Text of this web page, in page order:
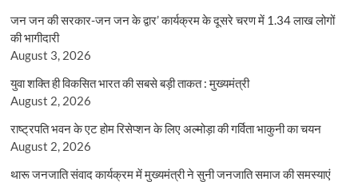
जन जन की सरकार-जन जन के द्वार’ कार्यक्रम के दूसरे चरण में 1.34 लाख लोगों
की भागीदारी
August 3, 2026
युवा शक्ति ही विकसित भारत की सबसे बड़ी ताकत : मुख्यमंत्री
August 2, 2026
राष्ट्रपति भवन के एट होम रिसेप्शन के लिए अल्मोड़ा की गर्विता भाकुनी का चयन
August 2, 2026
थारू जनजाति संवाद कार्यक्रम में मुख्यमंत्री ने सुनी जनजाति समाज की समस्याएं